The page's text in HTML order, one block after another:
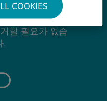
COOKIES
할 필요가 없습
.